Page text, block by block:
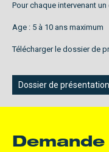
Pour chaque intervenant
Age : 5 à 10 ans maximum
Télécharger le dossier de
Dossier de présentation